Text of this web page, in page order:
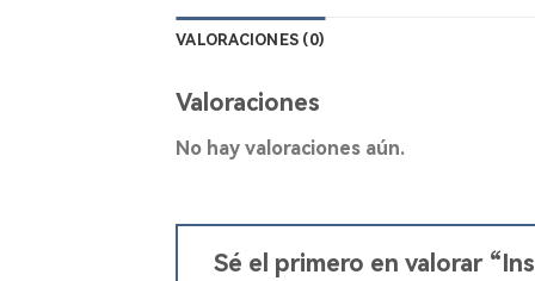
VALORACIONES (0)
Valoraciones
No hay valoraciones aún.
Sé el primero en valorar